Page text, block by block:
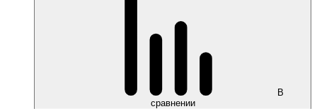
В
сравнении